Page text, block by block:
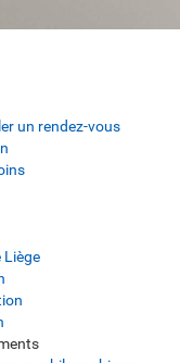
un rendez-vous
Liège